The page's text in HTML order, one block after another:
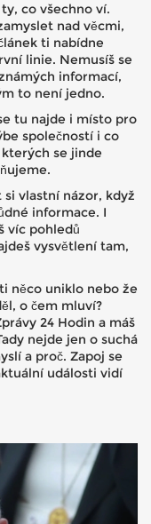
co všechno ví.
nad věcmi,
ti nabídne
linie. Nemusíš se
informací,
to není jedno.
tu najde i místo pro
společností i co
se jinde
vlastní názor, když
informace. I
víc pohledů
vysvětlení tam,
něco uniklo nebo že
o čem mluví?
24 Hodin a máš
nejde jen o suchá
a proč. Zapoj se
události vidí